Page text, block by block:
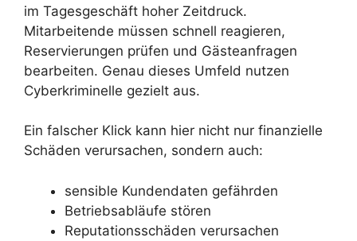
im Tagesgeschäft hoher Zeitdruck.
Mitarbeitende müssen schnell reagieren,
Reservierungen prüfen und Gästeanfragen
bearbeiten. Genau dieses Umfeld nutzen
Cyberkriminelle gezielt aus.
Ein falscher Klick kann hier nicht nur finanzielle
Schäden verursachen, sondern auch:
sensible Kundendaten gefährden
Betriebsabläufe stören
Reputationsschäden verursachen